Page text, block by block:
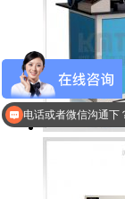
电话或者微信沟通下